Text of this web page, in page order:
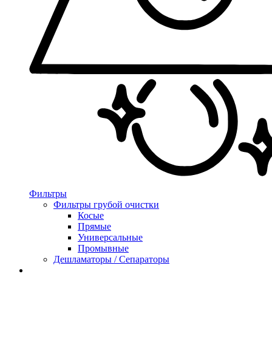
Фильтры
Фильтры грубой очистки
Косые
Прямые
Универсальные
Промывные
Дешламаторы / Сепараторы